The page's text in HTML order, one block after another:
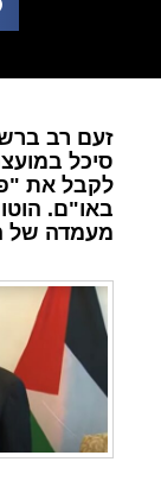
זעם רב
סיכל
לקבל את
באו"ם.
מעמדה של